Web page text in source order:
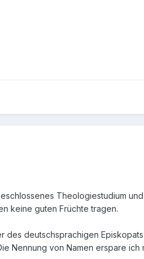
Theologiestudium
keine guten Früchte tragen.
des deutschsprachigen
Nennung von Namen erspare ich